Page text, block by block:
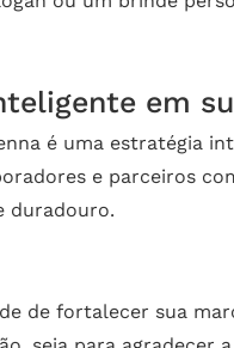
em
é uma estratégia
e parceiros
duradouro.
de fortalecer sua